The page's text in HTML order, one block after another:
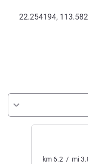
22.254194,
km 6.2 / mi